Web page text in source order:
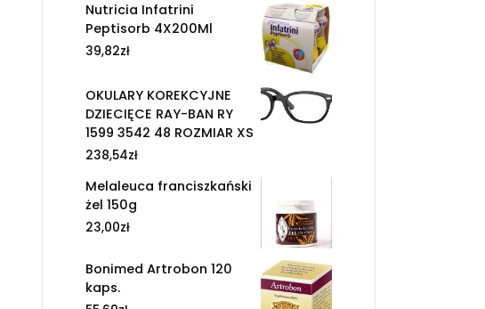
Nutricia Infatrini
Peptisorb 4X200Ml
39,82zł
OKULARY KOREKCYJNE
DZIECIĘCE RAY-BAN RY
1599 3542 48 ROZMIAR XS
238,54zł
Melaleuca franciszkański
żel 150g
23,00zł
Bonimed Artrobon 120
kaps.